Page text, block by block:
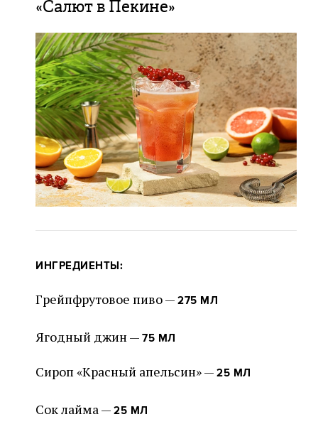
«Салют в Пекине»
ИНГРЕДИЕНТЫ:
Грейпфрутовое пиво — 275 МЛ
Ягодный джин — 75 МЛ
Сироп «Красный апельсин» — 25 МЛ
Сок лайма — 25 МЛ